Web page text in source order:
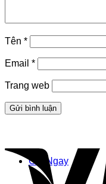
Gọi Ngay
Tên *
Email *
Trang web